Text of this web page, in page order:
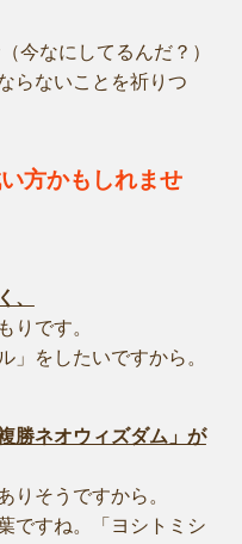
今なにしてるんだ？）
らないことを祈りつ
方かもしれませ
、
りです。
」をしたいですから。
勝ネオウィズダム」が
りそうですから。
ですね。「ヨシトミシ